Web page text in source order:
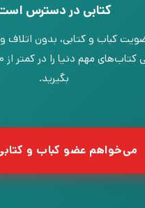
کتابی در دسترس
کباب و کتابی، بدون اتلاف
بگیرید.
می‌خواهم عضو کباب و